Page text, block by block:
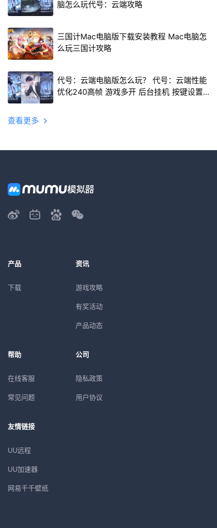
脑怎么玩代号：云端攻略
三国计Mac电脑版下载安装教程 Mac电脑怎
么玩三国计攻略
代号：云端电脑版怎么玩？ 代号：云端性能
优化240高帧 游戏多开 后台挂机 按键设置
查看更多
产品
下载
资讯
游戏攻略
有奖活动
产品动态
帮助
在线客服
常见问题
公司
隐私政策
用户协议
友情链接
UU远程
UU加速器
网易千千壁纸